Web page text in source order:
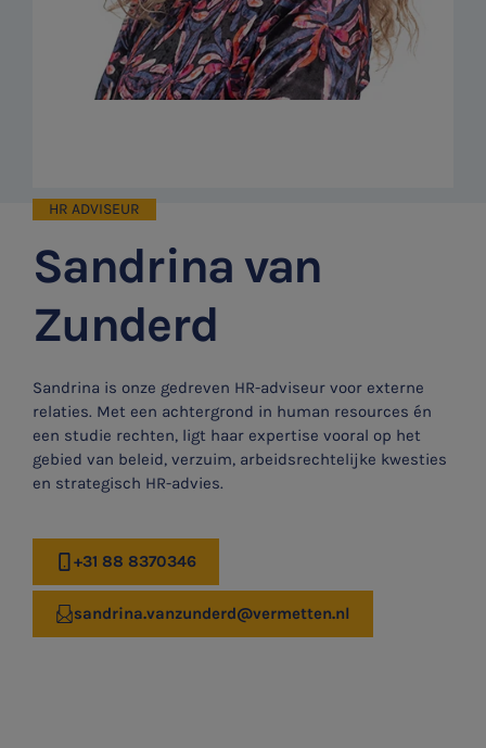
Zonder gedoe
HR ADVISEUR
Sandrina van
Zunderd
Sandrina is onze gedreven HR-adviseur voor externe
relaties. Met een achtergrond in human resources én
een studie rechten, ligt haar expertise vooral op het
gebied van beleid, verzuim, arbeidsrechtelijke kwesties
en strategisch HR-advies.
+31 88 8370346
sandrina.vanzunderd@vermetten.nl